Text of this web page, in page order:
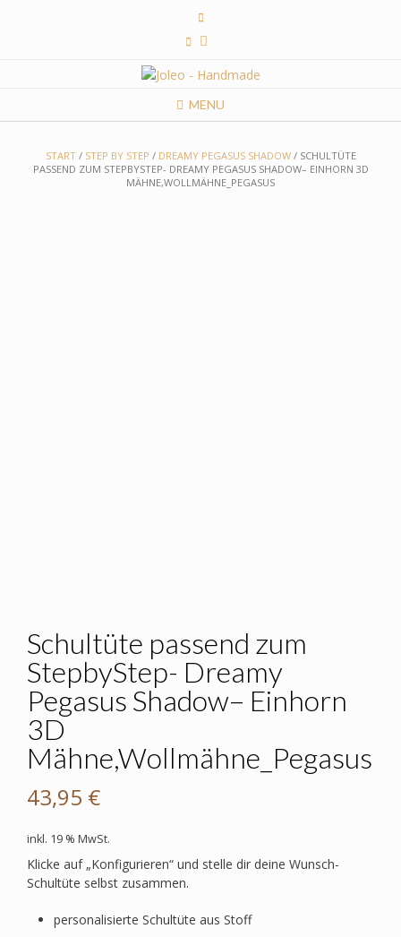
MENU
START/ STEP BY STEP / DREAMY PEGASUS SHADOW/ SCHULTÜTE
PASSEND ZUM STEPBYSTEP- DREAMY PEGASUS SHADOW– EINHORN 3D
MÄHNE,WOLLMÄHNE_PEGASUS
Schultüte passend zum
StepbyStep- Dreamy
Pegasus Shadow– Einhorn
3D
Mähne,Wollmähne_Pegasus
43,95 €
inkl. 19 % MwSt.
Klicke auf „Konfigurieren“ und stelle dir deine Wunsch-
Schultüte selbst zusammen.
personalisierte Schultüte aus Stoff